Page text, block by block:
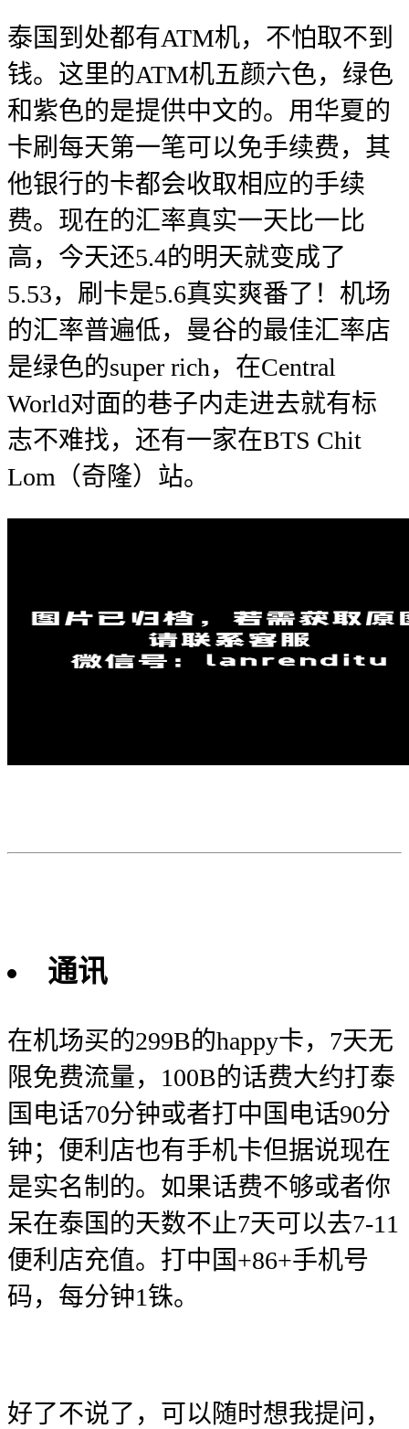
泰国到处都有ATM机，不怕取不到
钱。这里的ATM机五颜六色，绿色
和紫色的是提供中文的。用华夏的
卡刷每天第一笔可以免手续费，其
他银行的卡都会收取相应的手续
费。现在的汇率真实一天比一比
高，今天还5.4的明天就变成了
5.53，刷卡是5.6真实爽番了！机场
的汇率普遍低，曼谷的最佳汇率店
是绿色的super rich，在Central
World对面的巷子内走进去就有标
志不难找，还有一家在BTS Chit
Lom（奇隆）站。
通讯
在机场买的299B的happy卡，7天无
限免费流量，100B的话费大约打泰
国电话70分钟或者打中国电话90分
钟；便利店也有手机卡但据说现在
是实名制的。如果话费不够或者你
呆在泰国的天数不止7天可以去7-11
便利店充值。打中国+86+手机号
码，每分钟1铢。
好了不说了，可以随时想我提问，